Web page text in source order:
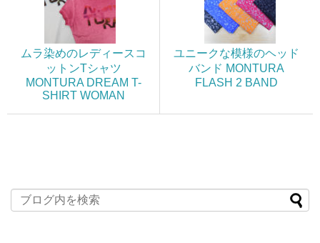
ムラ染めのレディースコ
ットンTシャツ
MONTURA DREAM T-
SHIRT WOMAN
ユニークな模様のヘッド
バンド MONTURA
FLASH 2 BAND